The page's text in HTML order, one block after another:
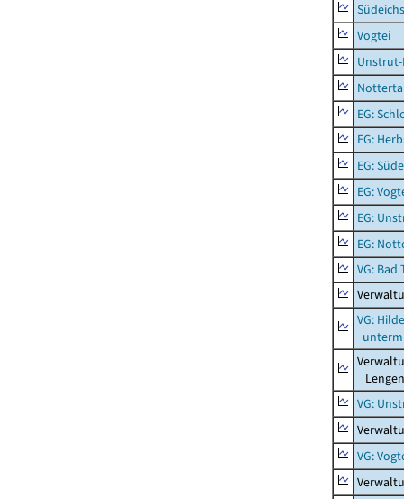
Vogtei
EG:
EG:
EG:
EG:
EG:
EG:
VG: Bad
VG:
VG:
VG: